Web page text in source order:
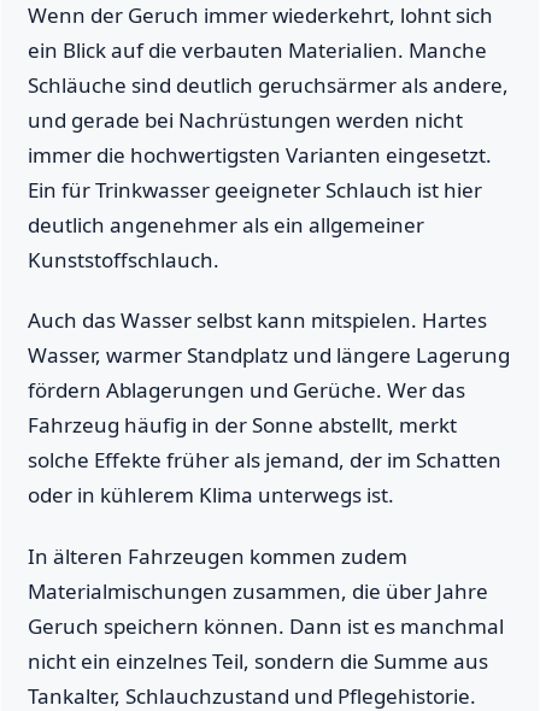
Wenn der Geruch immer wiederkehrt, lohnt sich
ein Blick auf die verbauten Materialien. Manche
Schläuche sind deutlich geruchsärmer als andere,
und gerade bei Nachrüstungen werden nicht
immer die hochwertigsten Varianten eingesetzt.
Ein für Trinkwasser geeigneter Schlauch ist hier
deutlich angenehmer als ein allgemeiner
Kunststoffschlauch.
Auch das Wasser selbst kann mitspielen. Hartes
Wasser, warmer Standplatz und längere Lagerung
fördern Ablagerungen und Gerüche. Wer das
Fahrzeug häufig in der Sonne abstellt, merkt
solche Effekte früher als jemand, der im Schatten
oder in kühlerem Klima unterwegs ist.
In älteren Fahrzeugen kommen zudem
Materialmischungen zusammen, die über Jahre
Geruch speichern können. Dann ist es manchmal
nicht ein einzelnes Teil, sondern die Summe aus
Tankalter, Schlauchzustand und Pflegehistorie.